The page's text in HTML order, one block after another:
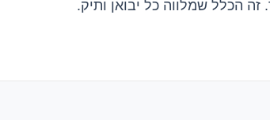
הכלל שמלווה כל יבואן ותיק.